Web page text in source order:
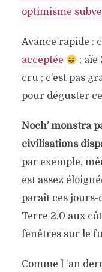
optimisme
Avance rapide :
acceptée
; aïe
cru ; c’est pas
pour déguster
Noch’ monstra
civilisations
par exemple,
est assez
paraît ces jours-
Terre 2.0 aux
fenêtres sur le
Comme l ‘an